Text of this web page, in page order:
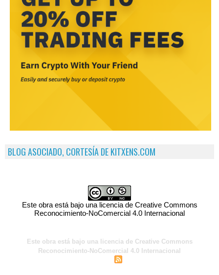
BLOG ASOCIADO, CORTESÍA DE KITXENS.COM
Este obra está bajo una licencia de Creative Commons
Reconocimiento-NoComercial 4.0 Internacional
Este obra está bajo una licencia de Creative Commons
Reconocimiento-NoComercial 4.0 Internacional